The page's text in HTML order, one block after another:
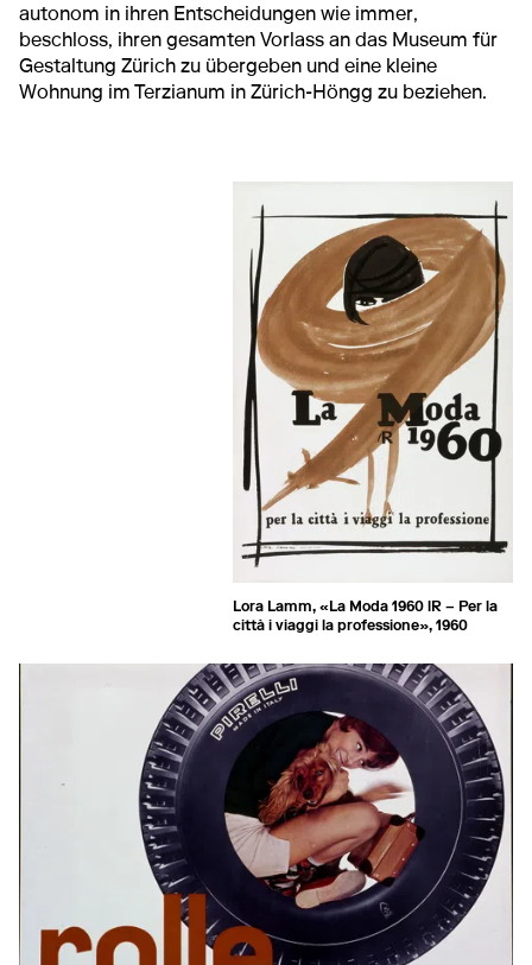
autonom in ihren Entscheidungen wie immer,
beschloss, ihren gesamten Vorlass an das Museum für
Gestaltung Zürich zu übergeben und eine kleine
Wohnung im Terzianum in Zürich-Höngg zu beziehen.
Lora Lamm, «La Moda 1960 lR – Per la
città i viaggi la professione», 1960